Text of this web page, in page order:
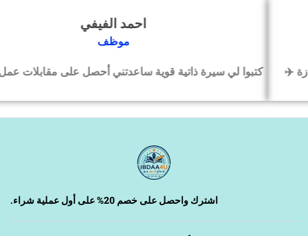
احمد الفيفي
كتبوا لي سيرة ذاتية قوية ساعدتني أحصل على مقابلات عمل بسرعة
اشترك واحصل على خصم 20% على أول عملية شراء.
‹